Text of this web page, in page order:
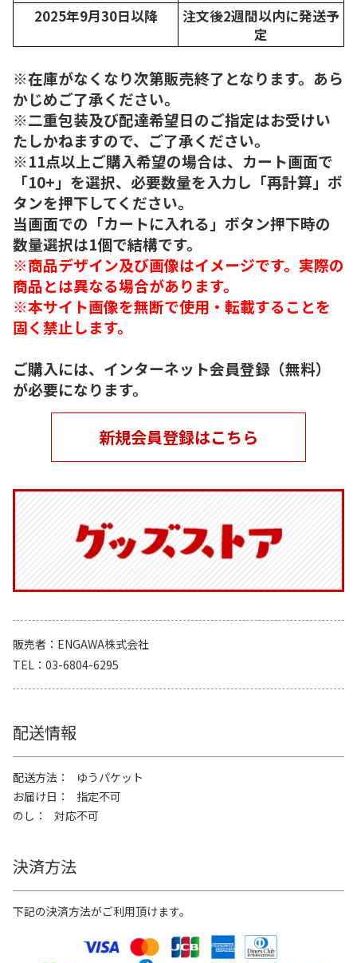
2025年9月30日以降
注文後2週間以内に発送予
定
※在庫がなくなり次第販売終了となります。あら
かじめご了承ください。
※二重包装及び配達希望日のご指定はお受けい
たしかねますので、ご了承ください。
※11点以上ご購入希望の場合は、カート画面で
「10+」を選択、必要数量を入力し「再計算」ボ
タンを押下してください。
当画面での「カートに入れる」ボタン押下時の
数量選択は1個で結構です。
※商品デザイン及び画像はイメージです。実際の
商品とは異なる場合があります。
※本サイト画像を無断で使用・転載することを
固く禁止します。
ご購入には、インターネット会員登録（無料）
が必要になります。
新規会員登録はこちら
販売者
ENGAWA株式会社
TEL
03-6804-6295
配送情報
配送方法
ゆうパケット
お届け日
指定不可
のし
対応不可
決済方法
下記の決済方法がご利用頂けます。